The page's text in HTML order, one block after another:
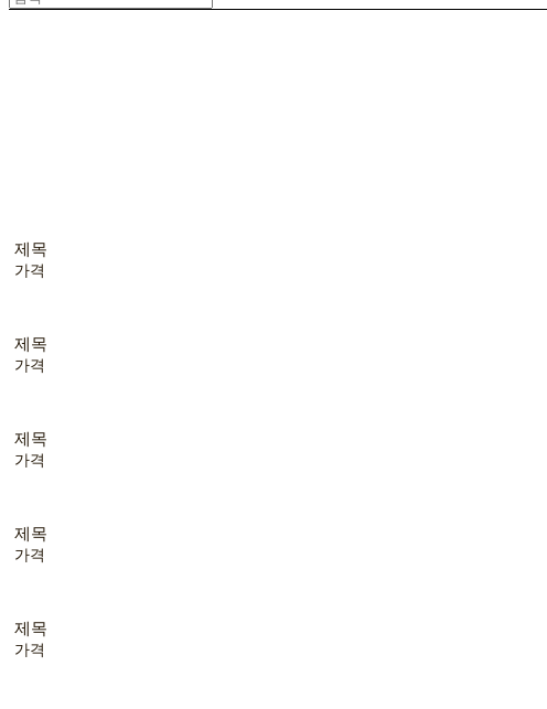
제목
가격
제목
가격
제목
가격
제목
가격
제목
가격